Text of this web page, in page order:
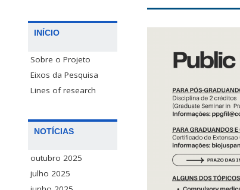
INÍCIO
Sobre o Projeto
Eixos da Pesquisa
Lines of research
NOTÍCIAS
outubro 2025
julho 2025